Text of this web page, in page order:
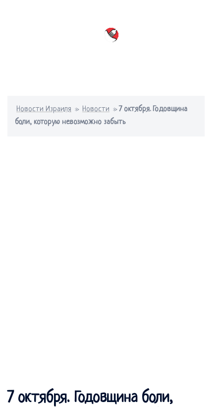
Новости Израиля » Новости »7 октября. Годовщина
боли, которую невозможно забыть
7 октября. Годовщина боли,